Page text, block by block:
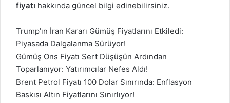
fiyatı hakkında güncel bilgi edinebilirsiniz.
Trump’ın İran Kararı Gümüş Fiyatlarını Etkiledi:
Piyasada Dalgalanma Sürüyor!
Gümüş Ons Fiyatı Sert Düşüşün Ardından
Toparlanıyor: Yatırımcılar Nefes Aldı!
Brent Petrol Fiyatı 100 Dolar Sınırında: Enflasyon
Baskısı Altın Fiyatlarını Sınırlıyor!